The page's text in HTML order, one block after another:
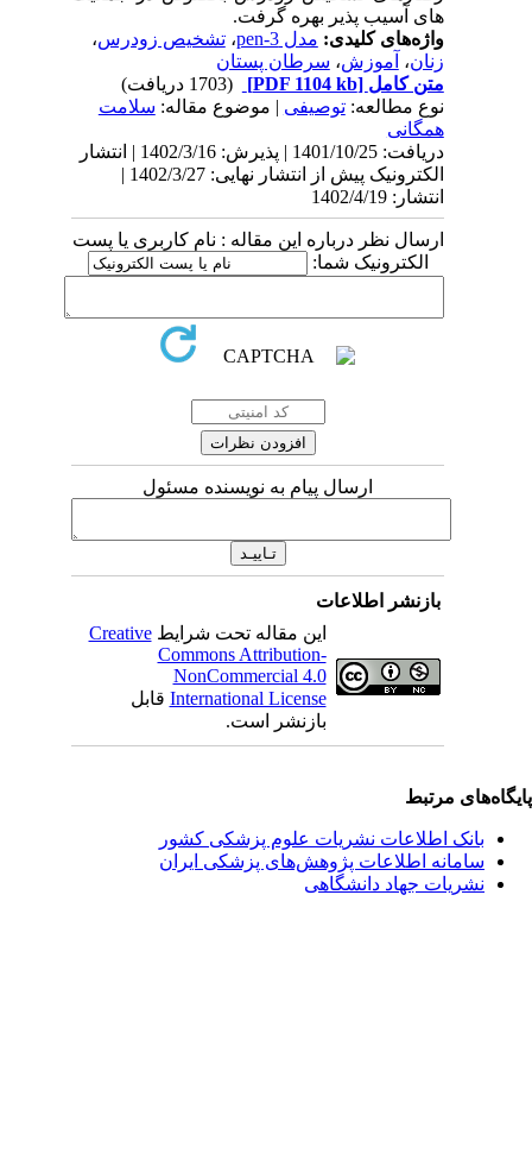
های آسیب پذیر بهره گرفت.
واژه‌های کلیدی:مدل pen-3 ،تشخیص زودرس،
زنان،آموزش،سرطان پستان
متن کامل[PDF 1104 kb]
نوع مطالعه:توصیفی| موضوع مقاله:سلامت
همگانی
دریافت: 1401/10/25 | پذیرش: 1402/3/16 | انتشار
الکترونیک پیش از انتشار نهایی: 1402/3/27 |
انتشار: 1402/4/19
ارسال نظر درباره این مقاله : نام کاربری یا پست
الکترونیک شما:
ارسال پیام به نویسنده مسئول
بازنشر اطلاعات
این مقاله تحت شرایطCreative
Commons Attribution-
NonCommercial 4.0
International Licenseقابل
بازنشر است.
مرتبط
بانک اطلاعات نشریات علوم پزشکی کشور
سامانه اطلاعات پژوهش‌های پزشکی ایران
نشریات جهاد دانشگاهی